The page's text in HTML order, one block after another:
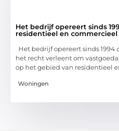
Het bedrijf opereert sinds
residentieel en commercieel
Het bedrijf opereert sinds
het recht verleent om
op het gebied van residentieel
Woningen